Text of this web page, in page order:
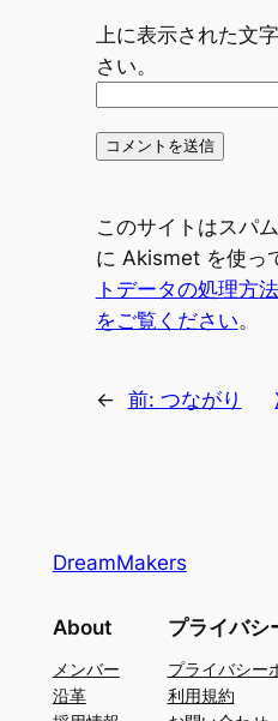
上に表示された文
さい。
このサイトはスパ
に Akismet を使っ
トデータの処理方
をご覧ください。
← 前: つながり
DreamMakers
About
メンバー
沿革
プライバシ
プライバシー
利用規約